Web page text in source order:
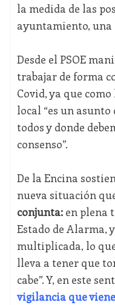
la medida de las
ayuntamiento, una
Desde el PSOE
trabajar de forma
Covid, ya que
local “es un asunto
todos y donde
consenso”.
De la Encina
nueva situación
conjunta:en plena
Estado de Alarma,
multiplicada, lo
lleva a tener que
cabe”. Y, en este
vigilancia que